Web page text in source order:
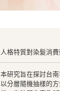
人格特質對染髮消
本研究旨在探討台
以分層隨機抽樣的